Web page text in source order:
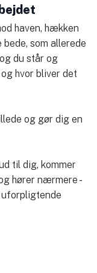
haven, hækken
som allerede
du står og
hvor bliver det
og gør dig en
til dig, kommer
hører nærmere -